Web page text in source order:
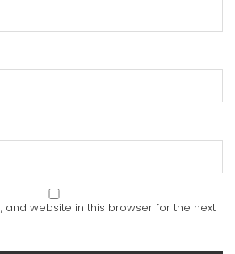
and website in this browser for the next